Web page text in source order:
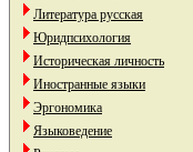
Литература русская
Юридпсихология
Историческая личность
Иностранные языки
Эргономика
Языковедение